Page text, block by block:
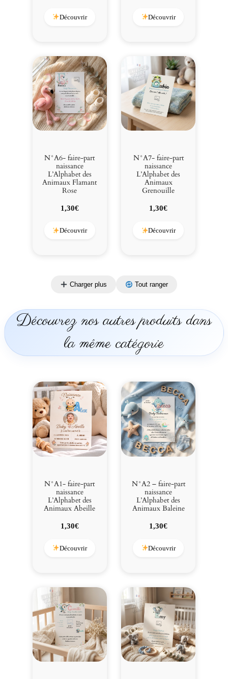
Découvrir Découvrir
N°A6- faire-part
naissance
L’Alphabet des
Animaux Flamant
Rose
1,30€
Découvrir
N°A7- faire-part
naissance
L’Alphabet des
Animaux
Grenouille
1,30€
Découvrir
Charger plus Tout ranger
Découvrez nos autres produits dans
la même catégorie
N°A1- faire-part
naissance
L’Alphabet des
Animaux Abeille
1,30€
Découvrir
N°A2 – faire-part
naissance
L’Alphabet des
Animaux Baleine
1,30€
Découvrir